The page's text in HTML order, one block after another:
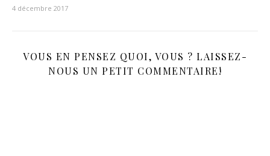
4 décembre 2017
VOUS EN PENSEZ QUOI, VOUS ? LAISSEZ-
NOUS UN PETIT COMMENTAIRE!